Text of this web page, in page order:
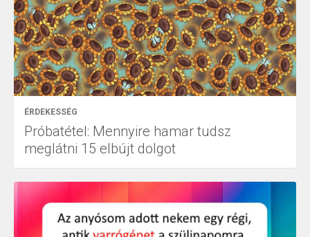
ÉRDEKESSÉG
Próbatétel: Mennyire hamar tudsz
meglátni 15 elbújt dolgot